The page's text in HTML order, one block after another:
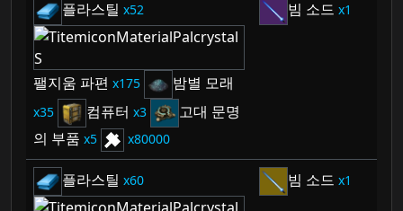
플라스틸 52
팰지움 파편 175 밤별 모래
35 컴퓨터 3
고대 문명
의 부품
5 80000
빔 소드 1
플라스틸 60 빔 소드 1